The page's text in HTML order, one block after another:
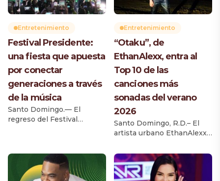
Entretenimiento
Festival Presidente:
una fiesta que apuesta
por conectar
generaciones a través
de la música
Santo Domingo.— El
regreso del Festival
varias generaciones. A falta
de que se complete la
cartelera, los artistas
Entretenimiento
“Otaku”, de
EthanAlexx, entra al
Top 10 de las
canciones más
sonadas del verano
2026
Santo Domingo, R.D.– El
artista urbano EthanAlexx
ascenso en la música con
el lanzamiento de “Otaku”,
un sencillo que ha